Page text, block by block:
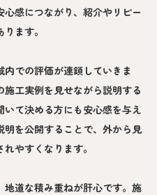
感につながり、紹介やリピー
ます。
での評価が連鎖していきま
工実例を見せながら説明する
て決める方にも安心感を与え
明を公開することで、外から見
やすくなります。
道な積み重ねが肝心です。施